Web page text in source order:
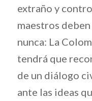
extraño y
maestros
nunca: La
tendrá que
de un diálogo
ante las ideas